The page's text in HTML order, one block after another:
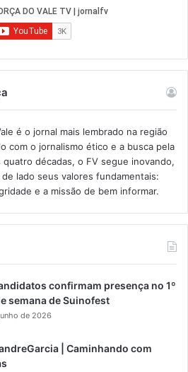
é o jornal mais lembrado na região
com o jornalismo ético e a busca pela
décadas, o FV segue inovando,
lado seus valores fundamentais:
e a missão de bem informar.​
confirmam presença no 1º
semana de Suinofest
de 2026
| Caminhando com